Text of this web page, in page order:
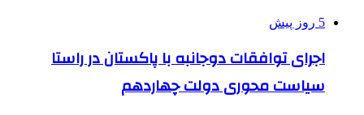
5 روز پیش
اجرای توافقات دوجانبه با پاکستان در راستا
سیاست محوری دولت چهاردهم